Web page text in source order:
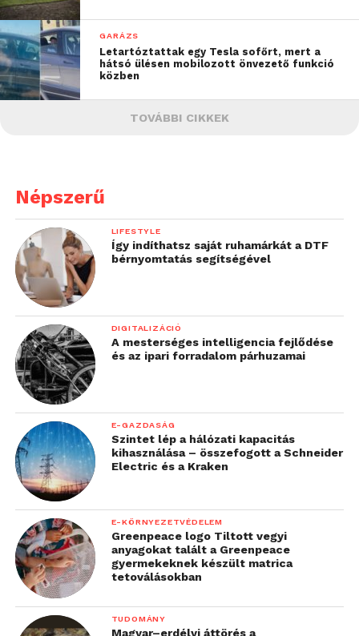
GARÁZS
Letartóztattak egy Tesla sofőrt, mert a
hátsó ülésen mobilozott önvezető funkció
közben
TOVÁBBI CIKKEK
Népszerű
LIFESTYLE
Így indíthatsz saját ruhamárkát a DTF
bérnyomtatás segítségével
DIGITALIZÁCIÓ
A mesterséges intelligencia fejlődése
és az ipari forradalom párhuzamai
E-GAZDASÁG
Szintet lép a hálózati kapacitás
kihasználása – összefogott a Schneider
Electric és a Kraken
E-KÖRNYEZETVÉDELEM
Greenpeace logo Tiltott vegyi
anyagokat talált a Greenpeace
gyermekeknek készült matrica
tetoválásokban
TUDOMÁNY
Magyar–erdélyi áttörés a